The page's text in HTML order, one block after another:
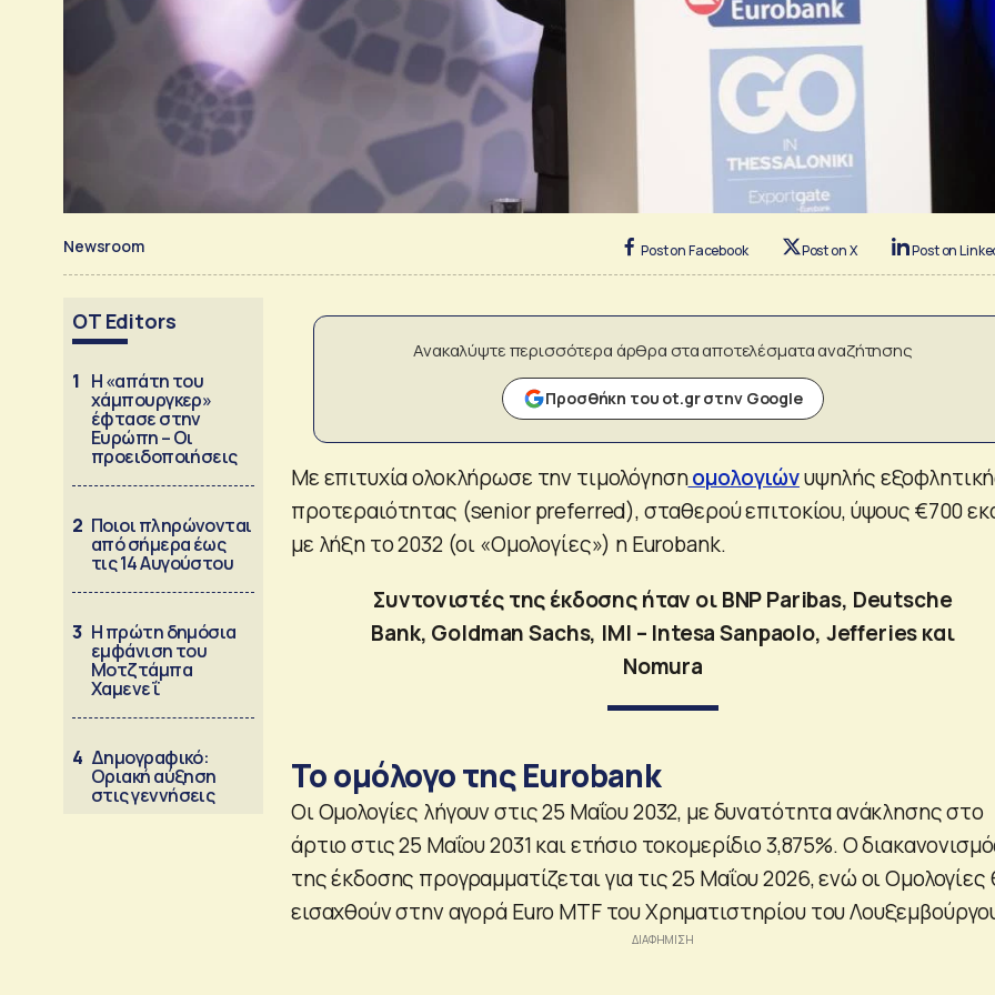
Newsroom Post on Facebook Post on X Post on
OT Editors
1 Η «απάτη του
χάμπουργκερ»
έφτασε στην
Ευρώπη – Οι
προειδοποιήσεις
2 Ποιοι πληρώνονται
από σήμερα έως
τις 14 Αυγούστου
3 Η πρώτη δημόσια
εμφάνιση του
Μοτζτάμπα
Χαμενεΐ
4 Δημογραφικό:
Οριακή αύξηση
στις γεννήσεις
Ανακαλύψτε περισσότερα άρθρα στα αποτελέσματα αναζήτησης
Προσθήκη του ot.gr στην Google
Με επιτυχία ολοκλήρωσε την τιμολόγησηομολογιώνυψηλής
προτεραιότητας (senior preferred), σταθερού επιτοκίου, ύψους €700
με λήξη το 2032 (οι «Ομολογίες») η Eurobank.
Συντονιστές της έκδοσης ήταν οι BNP Paribas, Deutsche
Bank, Goldman Sachs, IMI – Intesa Sanpaolo, Jefferies και
Nomura
Το ομόλογο της Eurobank
Οι Ομολογίες λήγουν στις 25 Μαΐου 2032, με δυνατότητα ανάκλησης στο
άρτιο στις 25 Μαΐου 2031 και ετήσιο τοκομερίδιο 3,875%. Ο
της έκδοσης προγραμματίζεται για τις 25 Μαΐου 2026, ενώ οι Ομολογίες
εισαχθούν στην αγορά Euro MTF του Χρηματιστηρίου του